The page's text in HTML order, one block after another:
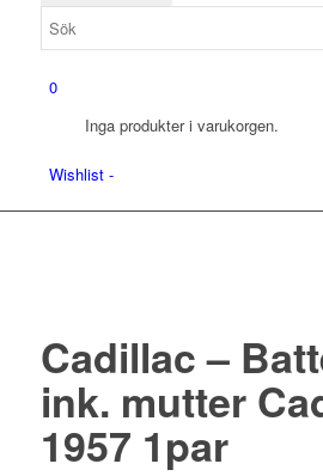
0
Inga produkter i varukorgen.
Wishlist -
Cadillac –
ink. mutter
1957 1par